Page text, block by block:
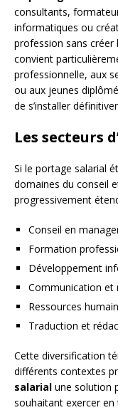
consultants,
informatiques ou
profession sans
convient
professionnelle, aux
ou aux jeunes
de s’installer
Les secteurs
Si le portage salarial
domaines du conseil
progressivement
Conseil en
Formation
Développement
Communication et
Ressources
Traduction et
Cette diversification
différents contextes
salarial une solution
souhaitant exercer